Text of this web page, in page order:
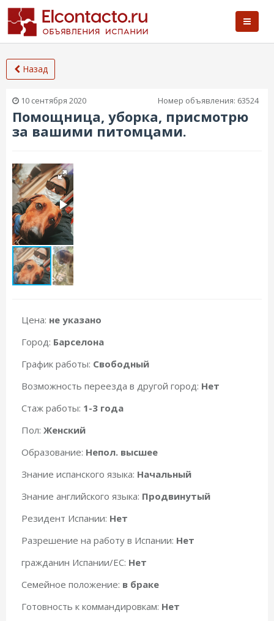
Назад
10 сентября 2020 Номер объявления: 63524
Помощница, уборка, присмотрю
за вашими питомцами.
Цена: не указано
Город: Барселона
График работы: Свободный
Возможность переезда в другой город: Нет
Стаж работы: 1-3 года
Пол: Женский
Образование: Непол. высшее
Знание испанского языка: Начальный
Знание английского языка: Продвинутый
Резидент Испании: Нет
Разрешение на работу в Испании: Нет
гражданин Испании/ЕС: Нет
Семейное положение: в браке
Готовность к коммандировкам: Нет